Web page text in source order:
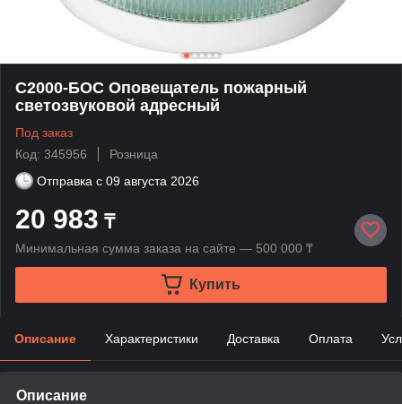
С2000-БОС Оповещатель пожарный
светозвуковой адресный
Под заказ
Код: 345956
Розница
Отправка с 09 августа 2026
20 983 ₸
Минимальная сумма заказа на сайте — 500 000 ₸
Купить
Описание Характеристики Доставка Оплата
Описание